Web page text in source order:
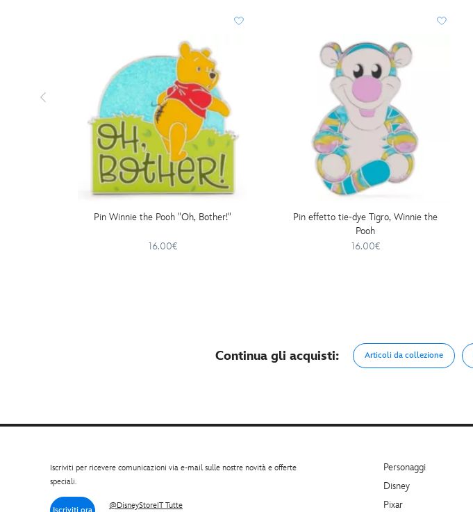
Pin Winnie the Pooh "Oh, Bother!"
16.00€
Pin effetto tie-dye Tigro, Winnie the
Pooh
16.00€
Continua gli acquisti: Articoli da collezione
Iscriviti per ricevere comunicazioni via e-mail sulle nostre novità e offerte
speciali.
@DisneyStoreIT Tutte
Personaggi
Disney
Pixar